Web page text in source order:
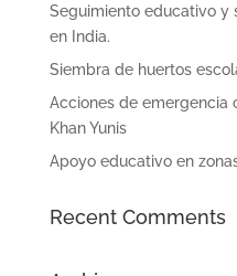
Seguimiento educativo y
en India.
Siembra de huertos
Acciones de emergencia
Khan Yunis
Apoyo educativo en
Recent Comments